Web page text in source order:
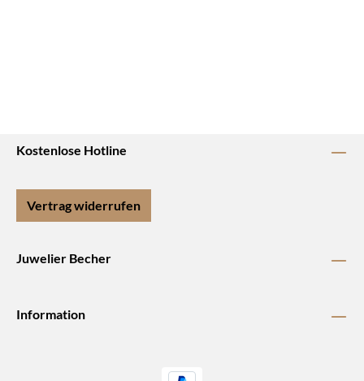
Kostenlose Hotline
Vertrag widerrufen
Juwelier Becher
Information